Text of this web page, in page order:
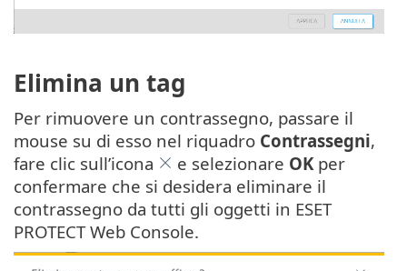
Elimina un tag
Per rimuovere un contrassegno, passare il
mouse su di esso nel riquadro Contrassegni,
fare clic sull’icona
e selezionare OK per
confermare che si desidera eliminare il
contrassegno da tutti gli oggetti in ESET
PROTECT Web Console.